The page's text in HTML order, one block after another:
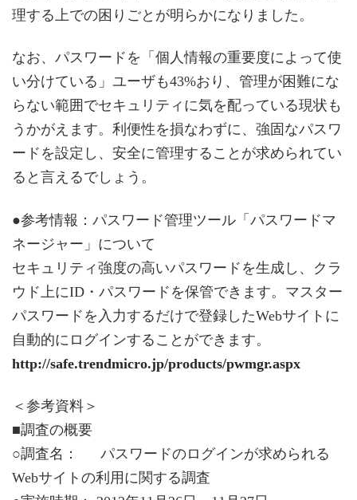
理する上での困りごとが明らかになりました。
なお、パスワードを「個人情報の重要度によって使
い分けている」ユーザも43%おり、管理が困難にな
らない範囲でセキュリティに気を配っている現状も
うかがえます。利便性を損なわずに、強固なパスワ
ードを設定し、安全に管理することが求められてい
ると言えるでしょう。
●参考情報：パスワード管理ツール「パスワードマ
ネージャー」について
セキュリティ強度の高いパスワードを生成し、クラ
ウド上にID・パスワードを保管できます。マスター
パスワードを入力するだけで登録したWebサイトに
自動的にログインすることができます。
http://safe.trendmicro.jp/products/pwmgr.aspx
＜参考資料＞
■調査の概要
○調査名： パスワードのログインが求められる
Webサイトの利用に関する調査